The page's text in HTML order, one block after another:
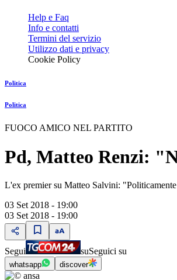
Help e Faq
Info e contatti
Termini del servizio
Utilizzo dati e privacy
Cookie Policy
Politica
Politica
FUOCO AMICO NEL PARTITO
Pd, Matteo Renzi:
L'ex premier su Matteo Salvini:
03 Set 2018 - 19:00
03 Set 2018 - 19:00
Segui suSeguici su
whatsapp discover